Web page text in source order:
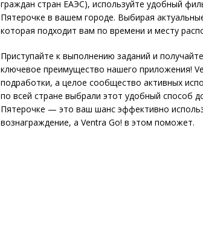
граждан стран ЕАЭС), используйте удобный
Пятерочке в вашем городе. Выбирая
которая подходит вам по времени и месту
Приступайте к выполнению заданий и
ключевое преимущество нашего приложения!
подработки, а целое сообщество активных
по всей стране выбрали этот удобный способ
Пятерочке — это ваш шанс эффективно
вознаграждение, а Ventra Go! в этом поможет.